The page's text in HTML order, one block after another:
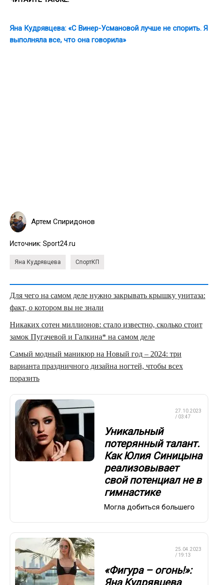
Яна Кудрявцева: «С Винер-Усмановой лучше не спорить. Я
выполняла все, что она говорила»
Артем Спиридонов
Источник: Sport24.ru
Яна Кудрявцева СпортКП
Для чего на самом деле нужно закрывать крышку унитаза:
факт, о котором вы не знали
Никаких сотен миллионов: стало известно, сколько стоит
замок Пугачевой и Галкина* на самом деле
Самый модный маникюр на Новый год – 2024: три
варианта праздничного дизайна ногтей, чтобы всех
поразить
27.10.2023
/ 03:47
Уникальный
потерянный талант.
Как Юлия Синицына
реализовывает
свой потенциал не в
гимнастике
Могла добиться большего
25.04.2023
/ 19:13
«Фигура – огонь!»:
Яна Кудрявцева